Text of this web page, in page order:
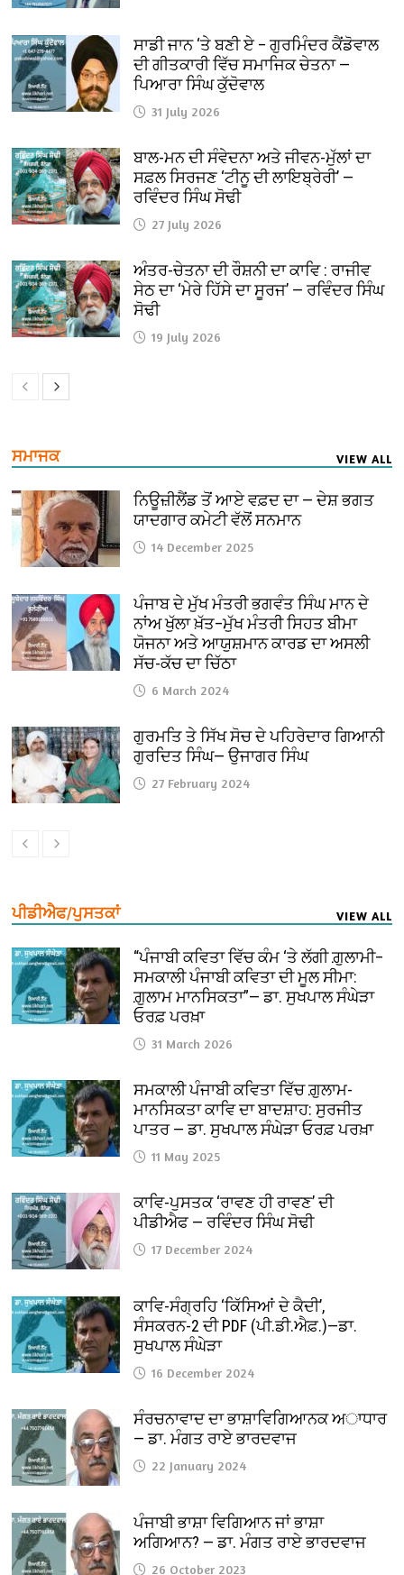
ਸਾਡੀ ਜਾਨ ‘ਤੇ ਬਣੀ ਏ – ਗੁਰਮਿੰਦਰ ਕੈਂਡੋਵਾਲ
ਦੀ ਗੀਤਕਾਰੀ ਵਿੱਚ ਸਮਾਜਿਕ ਚੇਤਨਾ —
ਪਿਆਰਾ ਸਿੰਘ ਕੁੱਦੋਵਾਲ
31 July 2026
ਬਾਲ-ਮਨ ਦੀ ਸੰਵੇਦਨਾ ਅਤੇ ਜੀਵਨ-ਮੁੱਲਾਂ ਦਾ
ਸਫ਼ਲ ਸਿਰਜਣ ‘ਟੀਨੂ ਦੀ ਲਾਇਬ੍ਰੇਰੀ’ —
ਰਵਿੰਦਰ ਸਿੰਘ ਸੋਢੀ
27 July 2026
ਅੰਤਰ-ਚੇਤਨਾ ਦੀ ਰੌਸ਼ਨੀ ਦਾ ਕਾਵਿ : ਰਾਜੀਵ
ਸੇਠ ਦਾ ‘ਮੇਰੇ ਹਿੱਸੇ ਦਾ ਸੂਰਜ’ — ਰਵਿੰਦਰ ਸਿੰਘ
ਸੋਢੀ
19 July 2026
ਸਮਾਜਕ VIEW ALL
ਨਿਊਜ਼ੀਲੈਂਡ ਤੋਂ ਆਏ ਵਫ਼ਦ ਦਾ — ਦੇਸ਼ ਭਗਤ
ਯਾਦਗਾਰ ਕਮੇਟੀ ਵੱਲੋਂ ਸਨਮਾਨ
14 December 2025
ਪੰਜਾਬ ਦੇ ਮੁੱਖ ਮੰਤਰੀ ਭਗਵੰਤ ਸਿੰਘ ਮਾਨ ਦੇ
ਨਾਂਅ ਖੁੱਲਾ ਖ਼ੱਤ–ਮੁੱਖ ਮੰਤਰੀ ਸਿਹਤ ਬੀਮਾ
ਯੋਜਨਾ ਅਤੇ ਆਯੁਸ਼ਮਾਨ ਕਾਰਡ ਦਾ ਅਸਲੀ
ਸੱਚ-ਕੱਚ ਦਾ ਚਿੱਠਾ
6 March 2024
ਗੁਰਮਤਿ ਤੇ ਸਿੱਖ ਸੋਚ ਦੇ ਪਹਿਰੇਦਾਰ ਗਿਆਨੀ
ਗੁਰਦਿਤ ਸਿੰਘ— ਉਜਾਗਰ ਸਿੰਘ
27 February 2024
ਪੀਡੀਐਫ/ਪੁਸਤਕਾਂ VIEW ALL
“ਪੰਜਾਬੀ ਕਵਿਤਾ ਵਿੱਚ ਕੰਮ ‘ਤੇ ਲੱਗੀ ਗ਼ੁਲਾਮੀ–
ਸਮਕਾਲੀ ਪੰਜਾਬੀ ਕਵਿਤਾ ਦੀ ਮੂਲ ਸੀਮਾ:
ਗ਼ੁਲਾਮ ਮਾਨਸਿਕਤਾ”— ਡਾ. ਸੁਖਪਾਲ ਸੰਘੇੜਾ
ਓਰਫ਼ ਪਰਖ਼ਾ
31 March 2026
ਸਮਕਾਲੀ ਪੰਜਾਬੀ ਕਵਿਤਾ ਵਿੱਚ ਗ਼ੁਲਾਮ-
ਮਾਨਸਿਕਤਾ ਕਾਵਿ ਦਾ ਬਾਦਸ਼ਾਹ: ਸੁਰਜੀਤ
ਪਾਤਰ — ਡਾ. ਸੁਖਪਾਲ ਸੰਘੇੜਾ ਓਰਫ਼ ਪਰਖ਼ਾ
11 May 2025
ਕਾਵਿ-ਪੁਸਤਕ ‘ਰਾਵਣ ਹੀ ਰਾਵਣ’ ਦੀ
ਪੀਡੀਐਫ — ਰਵਿੰਦਰ ਸਿੰਘ ਸੋਢੀ
17 December 2024
ਕਾਵਿ-ਸੰਗ੍ਰਹਿ ‘ਕਿੱਸਿਆਂ ਦੇ ਕੈਦੀ’,
ਸੰਸਕਰਨ-2 ਦੀ PDF (ਪੀ.ਡੀ.ਐਫ਼.)—ਡਾ.
ਸੁਖਪਾਲ ਸੰਘੇੜਾ
16 December 2024
ਸੰਰਚਨਾਵਾਦ ਦਾ ਭਾਸ਼ਾਵਿਗਿਆਨਕ ਅਾਧਾਰ
— ਡਾ. ਮੰਗਤ ਰਾਏ ਭਾਰਦਵਾਜ
22 January 2024
ਪੰਜਾਬੀ ਭਾਸ਼ਾ ਵਿਗਿਆਨ ਜਾਂ ਭਾਸ਼ਾ
ਅਗਿਆਨ? — ਡਾ. ਮੰਗਤ ਰਾਏ ਭਾਰਦਵਾਜ
26 October 2023